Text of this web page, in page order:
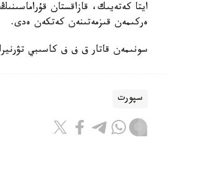
ايتا كەتەيىك، قازاقستان
ەركىمەن قىزمەتىنەن كەتكەن ەدى.
سونىمەن قاتار ق ف ف كاسىبي
سپورت